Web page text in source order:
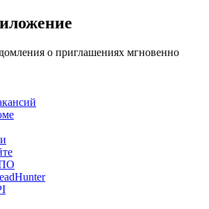
о приглашениях мгновенно
ПО